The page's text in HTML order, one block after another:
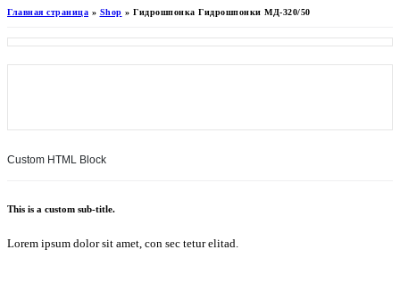
Главная страница » Shop » Гидрошпонка Гидрошпонки МД-320/50
Custom HTML Block
This is a custom sub-title.
Lorem ipsum dolor sit amet, con sec tetur elitad.